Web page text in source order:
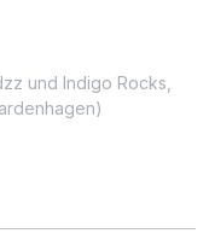
und Indigo Rocks,